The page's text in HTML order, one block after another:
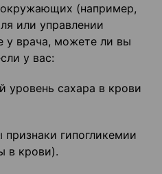
окружающих (например,
или управлении
у врача, можете ли вы
у вас:
уровень сахара в крови
гипогликемии
в крови).